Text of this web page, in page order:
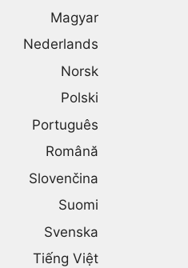
Magyar
Nederlands
Norsk
Polski
Português
Română
Slovenčina
Suomi
Svenska
Tiếng Việt